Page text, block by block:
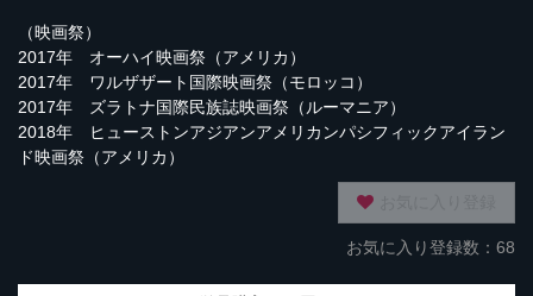
（映画祭）
2017年 オーハイ映画祭（アメリカ）
2017年 ワルザザート国際映画祭（モロッコ）
2017年 ズラトナ国際民族誌映画祭（ルーマニア）
2018年 ヒューストンアジアンアメリカンパシフィックアイラン
ド映画祭（アメリカ）
お気に入り登録数：68